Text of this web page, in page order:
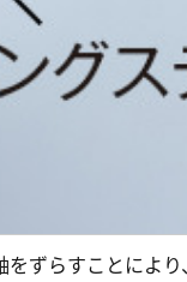
ずらすことによ